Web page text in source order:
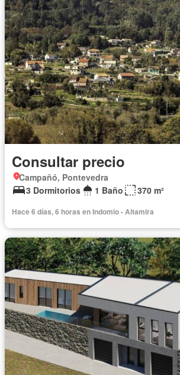
Consultar precio
Campañó, Pontevedra
3 Dormitorios
1 Baño 370 m²
Hace 6 días, 6 horas en Indomio - Altamira